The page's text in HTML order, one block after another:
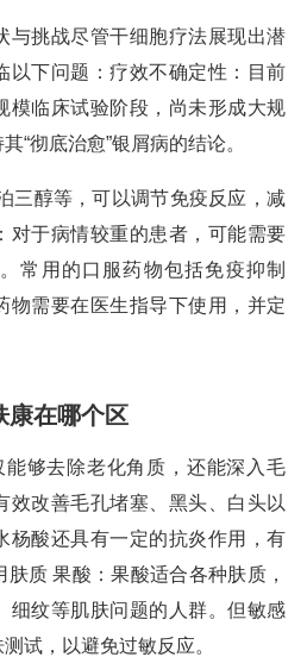
与挑战尽管干细胞疗法展现出潜
以下问题：疗效不确定性：目前
模临床试验阶段，尚未形成大规
“彻底治愈”银屑病的结论。
三醇等，可以调节免疫反应，减
对于病情较重的患者，可能需要
常用的口服药物包括免疫抑制
物需要在医生指导下使用，并定
康在哪个区
够去除老化角质，还能深入毛
效改善毛孔堵塞、黑头、白头以
杨酸还具有一定的抗炎作用，有
质 果酸：果酸适合各种肤质，
细纹等肌肤问题的人群。但敏感
试，以避免过敏反应。